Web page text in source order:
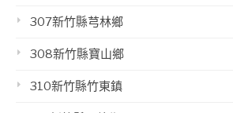
307新竹縣芎林鄉
308新竹縣寶山鄉
310新竹縣竹東鎮